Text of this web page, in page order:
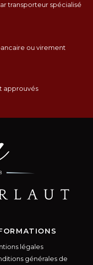
transporteur spécialisé
ou virement
approuvés
légales
générales de